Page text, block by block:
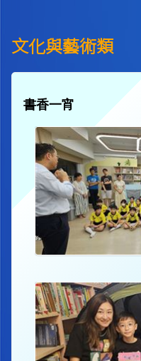
文化與藝術類
書香一宵